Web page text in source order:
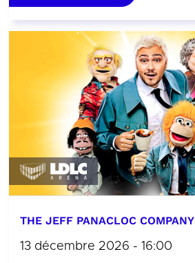
THE JEFF PANACLOC COMPANY
13 décembre 2026 - 16:00